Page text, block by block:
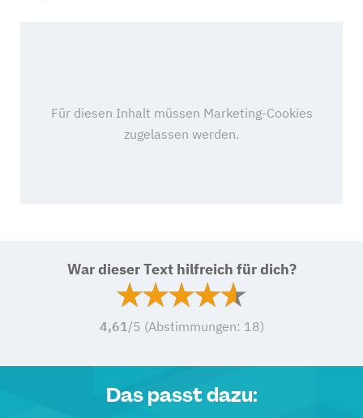
War dieser Text hilfreich für dich?
4,61 /5 (Abstimmungen: 18)
Das passt dazu: